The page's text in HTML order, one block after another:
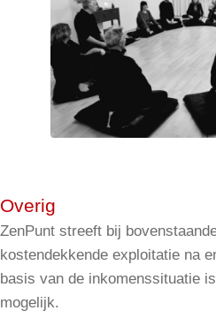
Donderdag, vrijdag,
06.00 uur ontwaken –
06.30 uur hartsoetra/zazen
07.45 uur samu/vrij
09.15 uur zazen/kinhin
09.45 uur dharmales
10.45 uur thee/koffie
11.15 uur zazen
Overig
ZenPunt streeft bij
kostendekkende exploitatie na
basis van de inkomenssituatie
mogelijk.